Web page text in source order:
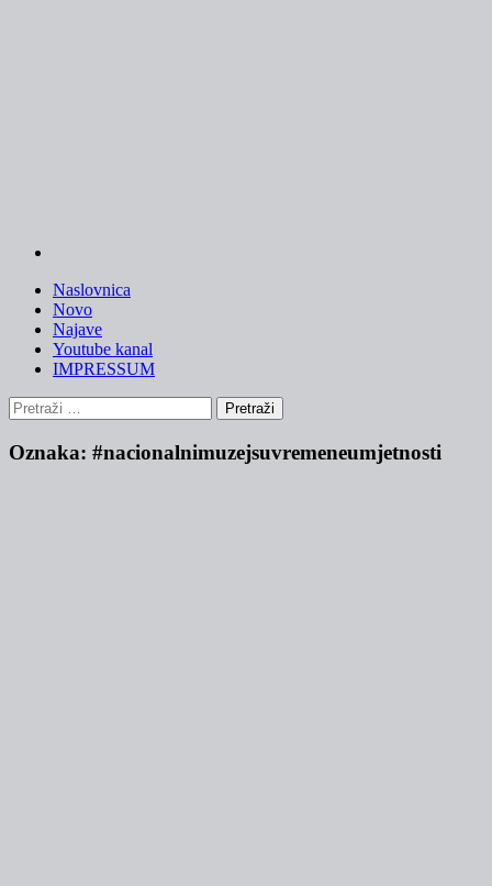
Naslovnica
Novo
Najave
Youtube kanal
IMPRESSUM
Pretraži:
Oznaka: #nacionalnimuzejsuvremeneumjetnosti